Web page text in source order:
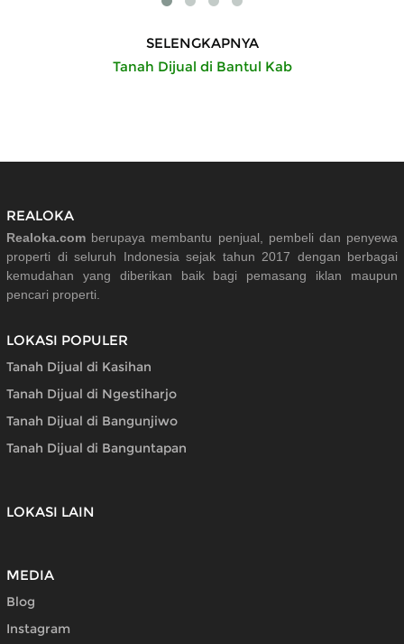
SELENGKAPNYA
Tanah Dijual di Bantul Kab
REALOKA
Realoka.com berupaya membantu penjual, pembeli dan penyewa
properti di seluruh Indonesia sejak tahun 2017 dengan berbagai
kemudahan yang diberikan baik bagi pemasang iklan maupun
pencari properti.
LOKASI POPULER
Tanah Dijual di Kasihan
Tanah Dijual di Ngestiharjo
Tanah Dijual di Bangunjiwo
Tanah Dijual di Banguntapan
LOKASI LAIN
MEDIA
Blog
Instagram